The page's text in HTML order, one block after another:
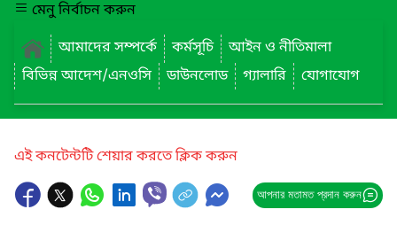
মেনু নির্বাচন করুন
আমাদের সম্পর্কে
কর্মসূচি
আইন ও নীতিমালা
বিভিন্ন আদেশ/এনওসি
ডাউনলোড গ্যালারি যোগাযোগ
এই কনটেন্টটি শেয়ার করতে ক্লিক করুন
আপনার মতামত প্রদান করুন